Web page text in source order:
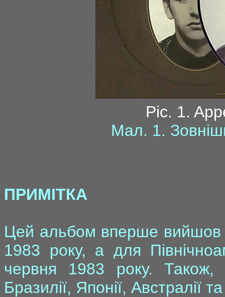
Pic. 1.
Мал. 1.
ПРИМІТКА
Цей альбом вперше вийшов
1983 року, а для
червня 1983 року. Також,
Бразилії, Японії, Австралії